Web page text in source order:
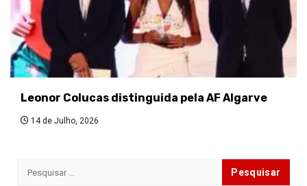
Leonor Colucas distinguida pela AF Algarve
14 de Julho, 2026
Pesquisar